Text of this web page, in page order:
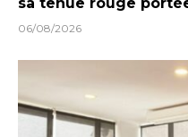
06/08/2026